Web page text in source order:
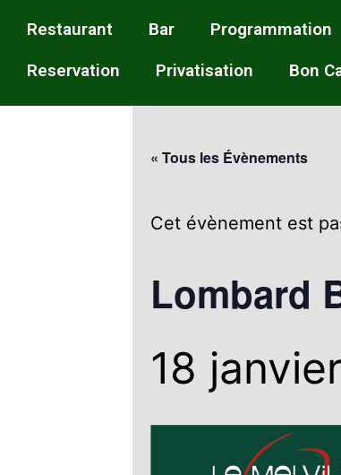
Restaurant Bar
Programmation
Reservation
Privatisation Bon
« Tous les Évènements
Cet évènement est
Lombard
18